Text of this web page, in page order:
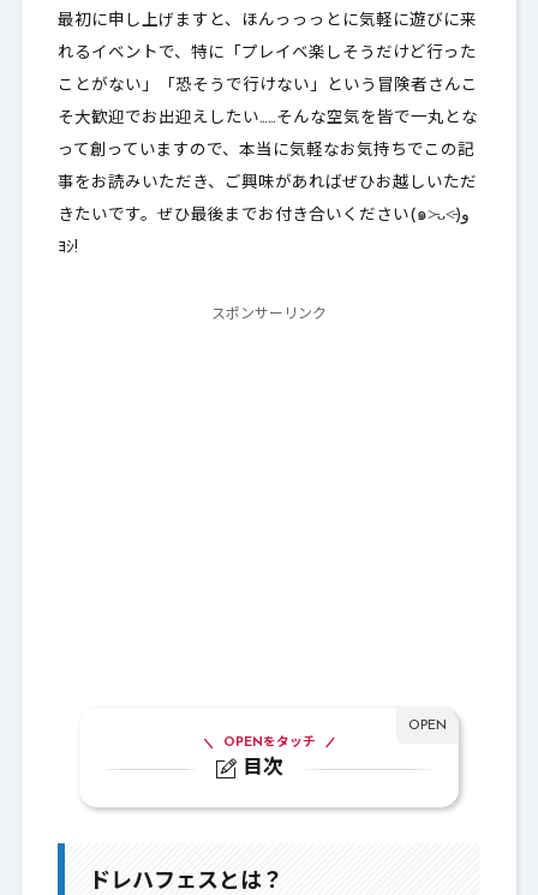
最初に申し上げますと、ほんっっっとに気軽に遊びに来
れるイベントで、特に「プレイベ楽しそうだけど行った
ことがない」「恐そうで行けない」 という冒険者さんこ
そ大歓迎でお出迎えしたい……そんな空気を皆で一丸とな
って創っていますので、本当に気軽なお気持ちでこの記
事をお読みいただき、ご興味があればぜひお越しいただ
きたいです。ぜひ最後までお付き合いください(๑˃̵ᴗ˂̵)و
ﾖｼ!
スポンサーリンク
目次
OPENをタッチ
ごせばいいの？
ドレハフェスとは？